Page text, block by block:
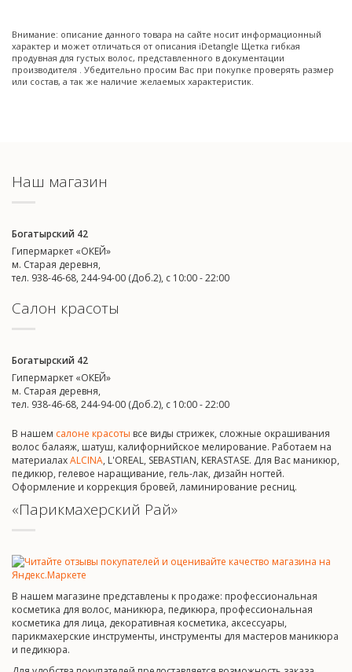
Внимание: описание данного товара на сайте носит информационный
характер и может отличаться от описания iDetangle Щетка гибкая
продувная для густых волос, представленного в документации
производителя . Убедительно просим Вас при покупке проверять размер
или состав, а так же наличие желаемых характеристик.
Наш магазин
Богатырский 42
Гипермаркет «ОКЕЙ»
м. Старая деревня,
тел. 938-46-68, 244-94-00 (Доб.2), c 10:00 - 22:00
Салон красоты
Богатырский 42
Гипермаркет «ОКЕЙ»
м. Старая деревня,
тел. 938-46-68, 244-94-00 (Доб.2), c 10:00 - 22:00
В нашем салоне красоты все виды стрижек, сложные окрашивания
волос балаяж, шатуш, калифорнийское мелирование. Работаем на
материалахALCINA, L'OREAL, SEBASTIAN, KERASTASE. Для Вас маникюр,
педикюр, гелевое наращивание, гель-лак, дизайн ногтей.
Оформление и коррекция бровей, ламинирование ресниц.
«Парикмахерский Рай»
В нашем магазине представлены к продаже: профессиональная
косметика для волос, маникюра, педикюра, профессиональная
косметика для лица, декоративная косметика, аксессуары,
парикмахерские инструменты, инструменты для мастеров маникюра
и педикюра.